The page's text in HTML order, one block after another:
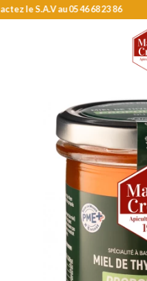
MENU
Livraison offerte dès 49 euros (hors